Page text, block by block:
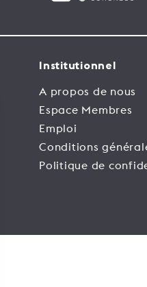
Institutionnel
A propos de nous
Espace Membres
Emploi
Conditions
Politique de